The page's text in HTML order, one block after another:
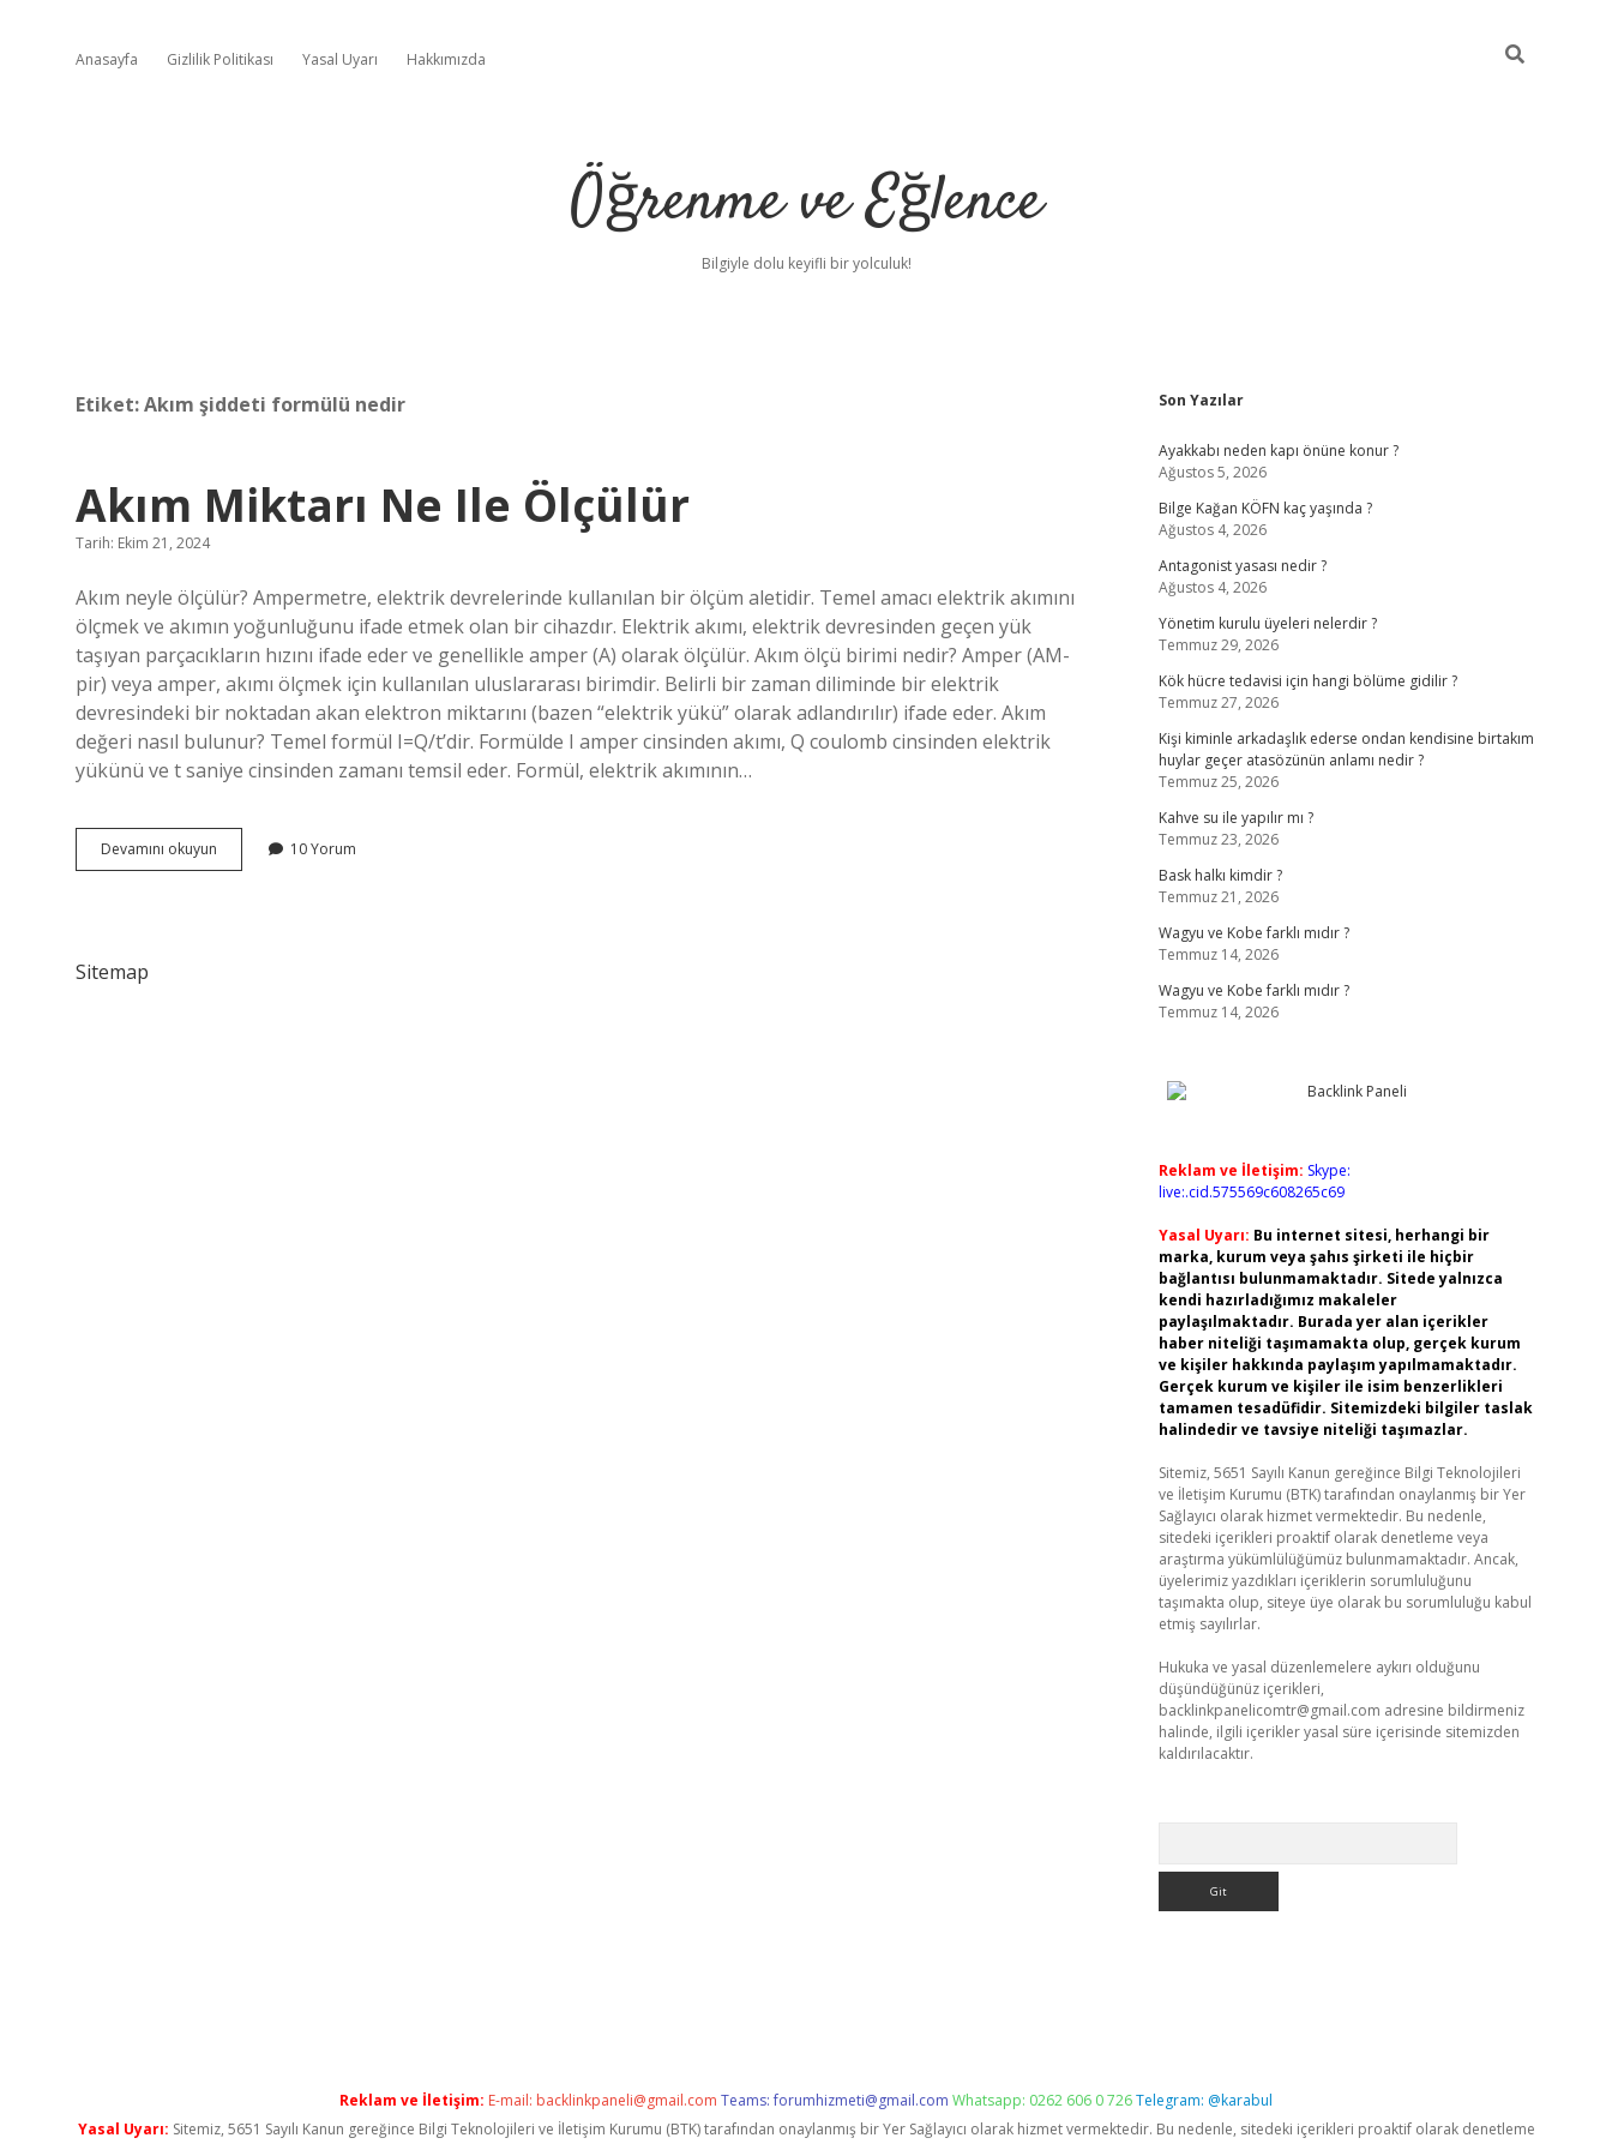
Anasayfa Gizlilik Politikası Yasal Uyarı Hakkımızda
Öğrenme ve Eğlence
Bilgiyle dolu keyifli bir yolculuk!
Etiket:Akım şiddeti formülü nedir
Akım Miktarı Ne Ile Ölçülür
Tarih: Ekim 21, 2024
Akım neyle ölçülür? Ampermetre, elektrik devrelerinde kullanılan bir ölçüm aletidir. Temel amacı elektrik akımını
ölçmek ve akımın yoğunluğunu ifade etmek olan bir cihazdır. Elektrik akımı, elektrik devresinden geçen yük
taşıyan parçacıkların hızını ifade eder ve genellikle amper (A) olarak ölçülür. Akım ölçü birimi nedir? Amper (AM-
pir) veya amper, akımı ölçmek için kullanılan uluslararası birimdir. Belirli bir zaman diliminde bir elektrik
devresindeki bir noktadan akan elektron miktarını (bazen “elektrik yükü” olarak adlandırılır) ifade eder. Akım
değeri nasıl bulunur? Temel formül I=Q/t’dir. Formülde I amper cinsinden akımı, Q coulomb cinsinden elektrik
yükünü ve t saniye cinsinden zamanı temsil eder. Formül, elektrik akımının…
Devamını okuyun
Miktarı
10 Yorum
Sitemap
Sidebar
Son Yazılar
Ayakkabı neden kapı önüne konur ?
Ağustos 5, 2026
Bilge Kağan KÖFN kaç yaşında ?
Ağustos 4, 2026
Antagonist yasası nedir ?
Ağustos 4, 2026
Yönetim kurulu üyeleri nelerdir ?
Temmuz 29, 2026
Kök hücre tedavisi için hangi bölüme gidilir ?
Temmuz 27, 2026
Kişi kiminle arkadaşlık ederse ondan kendisine birtakım
huylar geçer atasözünün anlamı nedir ?
Temmuz 25, 2026
Kahve su ile yapılır mı ?
Temmuz 23, 2026
Bask halkı kimdir ?
Temmuz 21, 2026
Wagyu ve Kobe farklı mıdır ?
Temmuz 14, 2026
Wagyu ve Kobe farklı mıdır ?
Temmuz 14, 2026
Reklam ve İletişim: Skype:
live:.cid.575569c608265c69
Yasal Uyarı: Bu internet sitesi, herhangi bir
marka, kurum veya şahıs şirketi ile hiçbir
bağlantısı bulunmamaktadır. Sitede yalnızca
kendi hazırladığımız makaleler
paylaşılmaktadır. Burada yer alan içerikler
haber niteliği taşımamakta olup, gerçek kurum
ve kişiler hakkında paylaşım yapılmamaktadır.
Gerçek kurum ve kişiler ile isim benzerlikleri
tamamen tesadüfidir. Sitemizdeki bilgiler taslak
halindedir ve tavsiye niteliği taşımazlar.
Sitemiz, 5651 Sayılı Kanun gereğince Bilgi Teknolojileri
ve İletişim Kurumu (BTK) tarafından onaylanmış bir Yer
Sağlayıcı olarak hizmet vermektedir. Bu nedenle,
sitedeki içerikleri proaktif olarak denetleme veya
araştırma yükümlülüğümüz bulunmamaktadır. Ancak,
üyelerimiz yazdıkları içeriklerin sorumluluğunu
taşımakta olup, siteye üye olarak bu sorumluluğu kabul
etmiş sayılırlar.
Hukuka ve yasal düzenlemelere aykırı olduğunu
düşündüğünüz içerikleri,
backlinkpanelicomtr@gmail.com adresine bildirmeniz
halinde, ilgili içerikler yasal süre içerisinde sitemizden
kaldırılacaktır.
Reklam ve İletişim: E-mail: backlinkpaneli@gmail.com Teams:forumhizmeti@gmail.com Whatsapp: 0262 606 0 726Telegram: @karabul
Yasal Uyarı: Sitemiz, 5651 Sayılı Kanun gereğince Bilgi Teknolojileri ve İletişim Kurumu (BTK) tarafından onaylanmış bir Yer Sağlayıcı olarak hizmet vermektedir. Bu nedenle, sitedeki içerikleri proaktif olarak denetleme